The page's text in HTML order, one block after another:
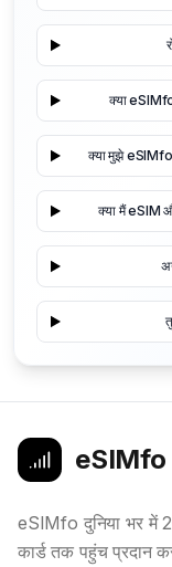
क्या
क्या मुझे eSIMfo
क्या मैं eSIM
eSIMfo
eSIMfo दुनिया भर में
कार्ड तक पहुंच प्रदान